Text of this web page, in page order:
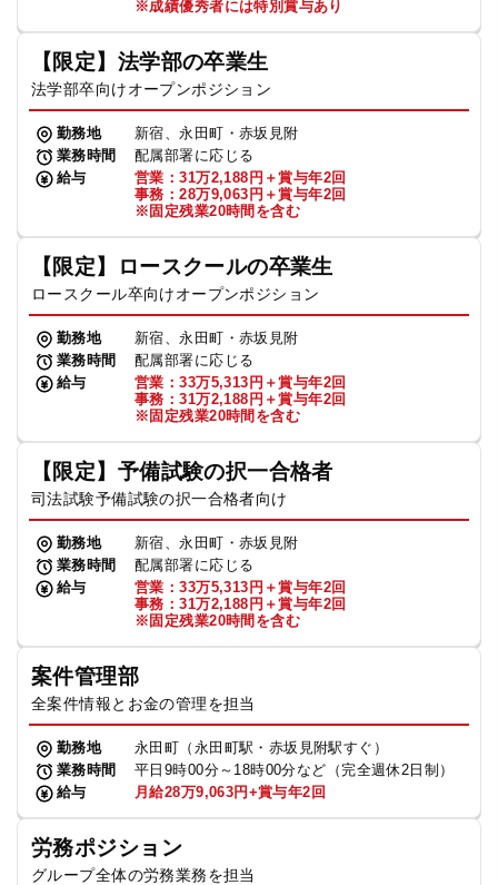
※成績優秀者には特別賞与あり
【限定】法学部の卒業生
法学部卒向けオープンポジション
勤務地
新宿、永田町・赤坂見附
業務時間
配属部署に応じる
給与
営業：31万2,188円＋賞与年2回
事務：28万9,063円＋賞与年2回
※固定残業20時間を含む
【限定】ロースクールの卒業生
ロースクール卒向けオープンポジション
勤務地
新宿、永田町・赤坂見附
業務時間
配属部署に応じる
給与
営業：33万5,313円＋賞与年2回
事務：31万2,188円＋賞与年2回
※固定残業20時間を含む
【限定】予備試験の択一合格者
司法試験予備試験の択一合格者向け
勤務地
新宿、永田町・赤坂見附
業務時間
配属部署に応じる
給与
営業：33万5,313円＋賞与年2回
事務：31万2,188円＋賞与年2回
※固定残業20時間を含む
案件管理部
全案件情報とお金の管理を担当
勤務地
永田町（永田町駅・赤坂見附駅すぐ）
業務時間
平日9時00分～18時00分など（完全週休2日制）
給与
月給28万9,063円+賞与年2回
労務ポジション
グループ全体の労務業務を担当